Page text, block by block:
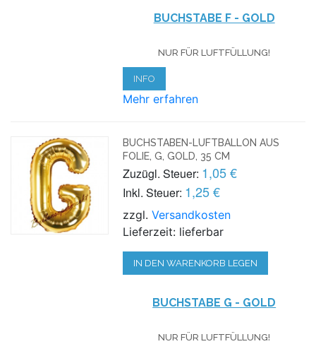
BUCHSTABE F - GOLD
NUR FÜR LUFTFÜLLUNG!
INFO
Mehr erfahren
BUCHSTABEN-LUFTBALLON AUS
FOLIE, G, GOLD, 35 CM
Zuzügl. Steuer: 1,05 €
Inkl. Steuer: 1,25 €
zzgl.Versandkosten
Lieferzeit: lieferbar
IN DEN WARENKORB LEGEN
BUCHSTABE G - GOLD
NUR FÜR LUFTFÜLLUNG!